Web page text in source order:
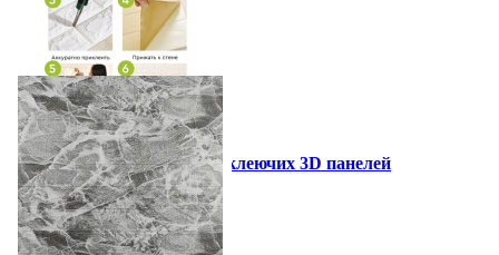
Інструкція установки самоклеючих 3D панелей
Інші також купили